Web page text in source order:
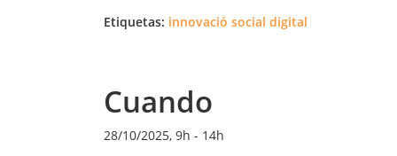
Etiquetas: innovació social digital
Cuando
28/10/2025, 9h - 14h